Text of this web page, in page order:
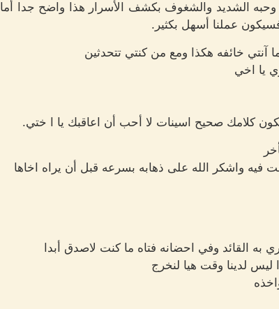
الشديد والشغوف بكشف الأسرار هذا واضح جدا أما
عملنا أسهل بكثير.
آنتي خائفه هكذا ومع من كنتي تتحدثين
يا اخي
كلامك صحيح اسينات لا أحب أن اعاقبك يا ا ختي.
واشكر الله على ذهابه بسرعه قبل أن يراه اخاها
القائد وفي احضانه فتاه ما كنت لاصدق أبدا
لدينا وقت هيا لنخرج